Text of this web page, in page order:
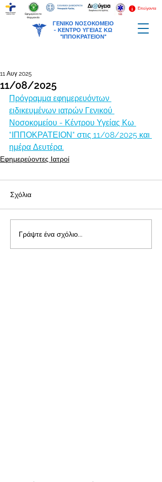
ΓΕΝΙΚΟ ΝΟΣΟΚΟΜΕΙΟ
- ΚΕΝΤΡΟ ΥΓΕΙΑΣ ΚΩ
"ΙΠΠΟΚΡΑΤΕΙΟΝ"
Επείγοντα
Εφημερεύοντα
Φαρμακεία
11/08/2025
11 Αυγ 2025
Πρόγραμμα εφημερευόντων
ειδικευμένων ιατρών Γενικού
Νοσοκομείου - Κέντρου Υγείας Κω
"ΙΠΠΟΚΡΑΤΕΙΟΝ" στις 11/08/2025 και
ημέρα Δευτέρα.
Εφημερεύοντες Ιατροί
Σχόλια
Γράψτε ένα σχόλιο...